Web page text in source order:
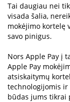
Tai daugiau nei
visada šalia,
mokėjimo kortelę
savo pinigus.
Nors Apple Pay į
Apple Pay
atsiskaitymų
technologijomis ir
būdas jums tikrai